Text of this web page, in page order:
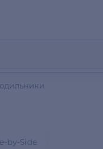
by-Side